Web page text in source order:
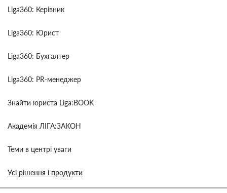
Liga360: Керівник
Liga360: Юрист
Liga360: Бухгалтер
Liga360: PR-менеджер
Знайти юриста Liga:BOOK
Академія ЛІГА:ЗАКОН
Теми в центрі уваги
Усі рішення і продукти